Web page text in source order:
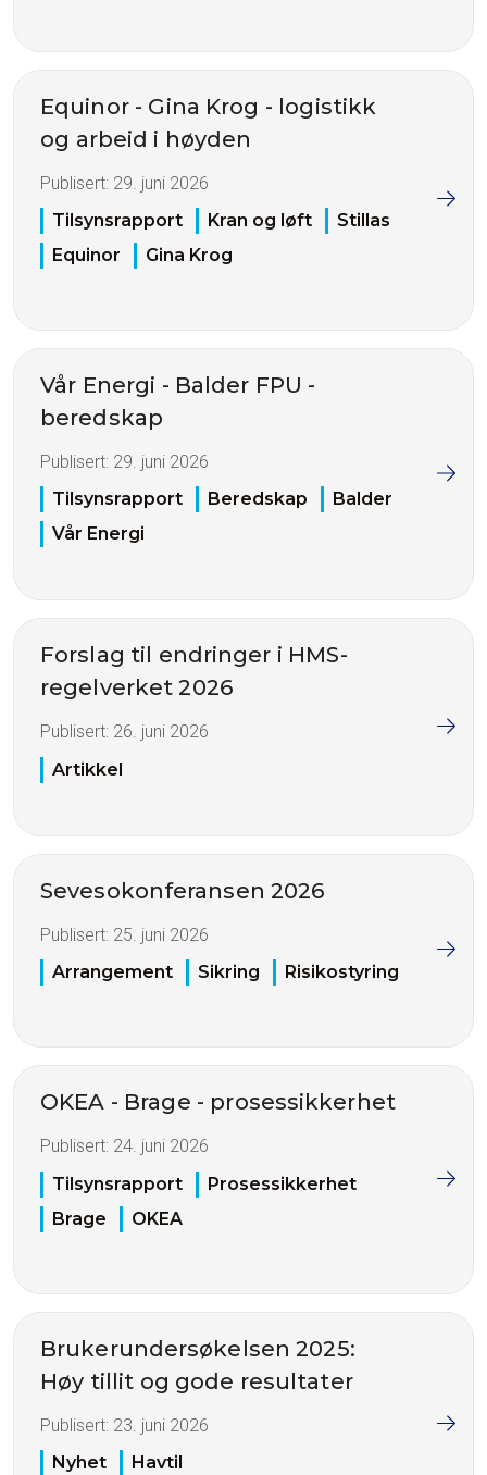
Equinor - Gina Krog - logistikk
og arbeid i høyden
Publisert: 29. juni 2026
Tilsynsrapport
Kran og løft
Stillas
Equinor
Gina Krog
Vår Energi - Balder FPU -
beredskap
Publisert: 29. juni 2026
Tilsynsrapport
Beredskap
Balder
Vår Energi
Forslag til endringer i HMS-
regelverket 2026
Publisert: 26. juni 2026
Artikkel
Sevesokonferansen 2026
Publisert: 25. juni 2026
Arrangement
Sikring Risikostyring
OKEA - Brage - prosessikkerhet
Publisert: 24. juni 2026
Tilsynsrapport
Prosessikkerhet
Brage
OKEA
Brukerundersøkelsen 2025:
Høy tillit og gode resultater
Publisert: 23. juni 2026
Nyhet
Havtil